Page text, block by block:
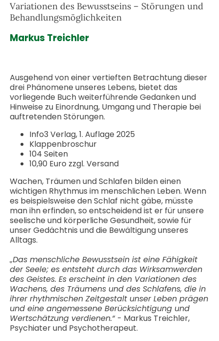
Variationen des Bewusstseins – Störungen und
Behandlungsmöglichkeiten
Markus Treichler
Ausgehend von einer vertieften Betrachtung dieser
drei Phänomene unseres Lebens, bietet das
vorliegende Buch weiterführende Gedanken und
Hinweise zu Einordnung, Umgang und Therapie bei
auftretenden Störungen.
Info3 Verlag, 1. Auflage 2025
Klappenbroschur
104 Seiten
10,90 Euro zzgl. Versand
Wachen, Träumen und Schlafen bilden einen
wichtigen Rhythmus im menschlichen Leben. Wenn
es beispielsweise den Schlaf nicht gäbe, müsste
man ihn erfinden, so entscheidend ist er für unsere
seelische und körperliche Gesundheit, sowie für
unser Gedächtnis und die Bewältigung unseres
Alltags.
„Das menschliche Bewusstsein ist eine Fähigkeit
der Seele; es entsteht durch das Wirksamwerden
des Geistes. Es erscheint in den Variationen des
Wachens, des Träumens und des Schlafens, die in
ihrer rhythmischen Zeitgestalt unser Leben prägen
und eine angemessene Berücksichtigung und
Wertschätzung verdienen.“ - Markus Treichler,
Psychiater und Psychotherapeut.